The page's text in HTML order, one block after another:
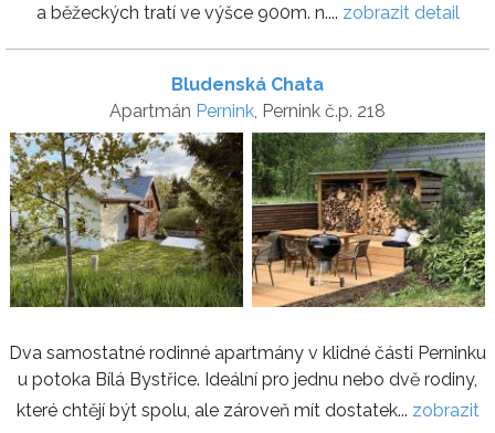
a běžeckých tratí ve výšce 900m. n.... zobrazit detail
Bludenská Chata
Apartmán Pernink , Pernink č.p. 218
Dva samostatné rodinné apartmány v klidné části Perninku
u potoka Bílá Bystřice. Ideální pro jednu nebo dvě rodiny,
které chtějí být spolu, ale zároveň mít dostatek... zobrazit